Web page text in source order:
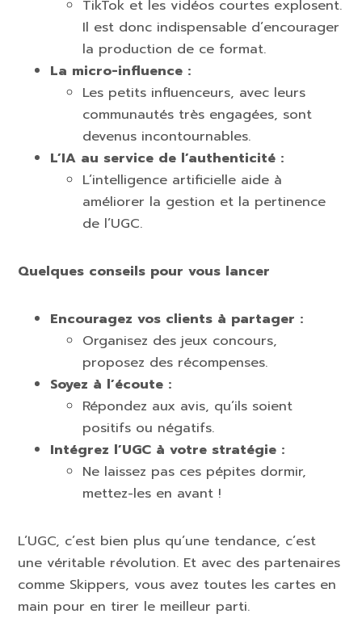
TikTok et les vidéos courtes explosent.
Il est donc indispensable d’encourager
la production de ce format.
La micro-influence :
Les petits influenceurs, avec leurs
communautés très engagées, sont
devenus incontournables.
L’IA au service de l’authenticité :
L’intelligence artificielle aide à
améliorer la gestion et la pertinence
de l’UGC.
Quelques conseils pour vous lancer
Encouragez vos clients à partager :
Organisez des jeux concours,
proposez des récompenses.
Soyez à l’écoute :
Répondez aux avis, qu’ils soient
positifs ou négatifs.
Intégrez l’UGC à votre stratégie :
Ne laissez pas ces pépites dormir,
mettez-les en avant !
L’UGC, c’est bien plus qu’une tendance, c’est
une véritable révolution. Et avec des partenaires
comme Skippers, vous avez toutes les cartes en
main pour en tirer le meilleur parti.